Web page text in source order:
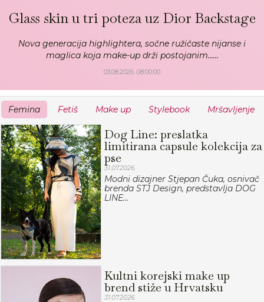
Glass skin u tri poteza uz Dior Backstage
Nova generacija highlightera, sočne ružičaste nijanse i
maglica koja make-up drži postojanim…...
03.08.2026. 08:00:00
Femina Fetiš Make up Stylebook Mršavljenje
Dog Line: preslatka
limitirana capsule kolekcija za
pse
31.07.2026.
Modni dizajner Stjepan Čuka, osnivač
brenda STJ Design, predstavlja DOG
LINE...
Kultni korejski make up
brend stiže u Hrvatsku
31.07.2026.